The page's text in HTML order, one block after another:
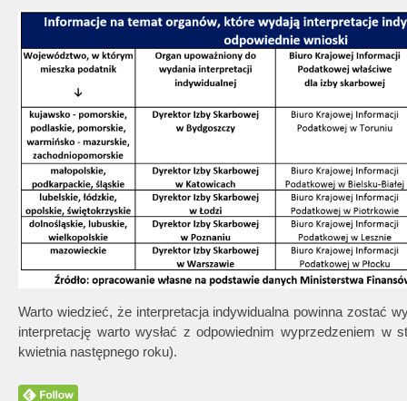
Warto wiedzieć, że interpretacja indywidualna powinna zostać
interpretację warto wysłać z odpowiednim wyprzedzeniem w
kwietnia następnego roku).